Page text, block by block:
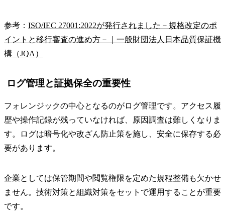
参考： ISO/IEC 27001:2022が発行されました－規格改定のポ
イントと移行審査の進め方－｜一般財団法人日本品質保証機
構（JQA）
ログ管理と証拠保全の重要性
フォレンジックの中心となるのがログ管理です。アクセス履
歴や操作記録が残っていなければ、原因調査は難しくなりま
す。ログは暗号化や改ざん防止策を施し、安全に保存する必
要があります。
企業としては保管期間や閲覧権限を定めた規程整備も欠かせ
ません。技術対策と組織対策をセットで運用することが重要
です。